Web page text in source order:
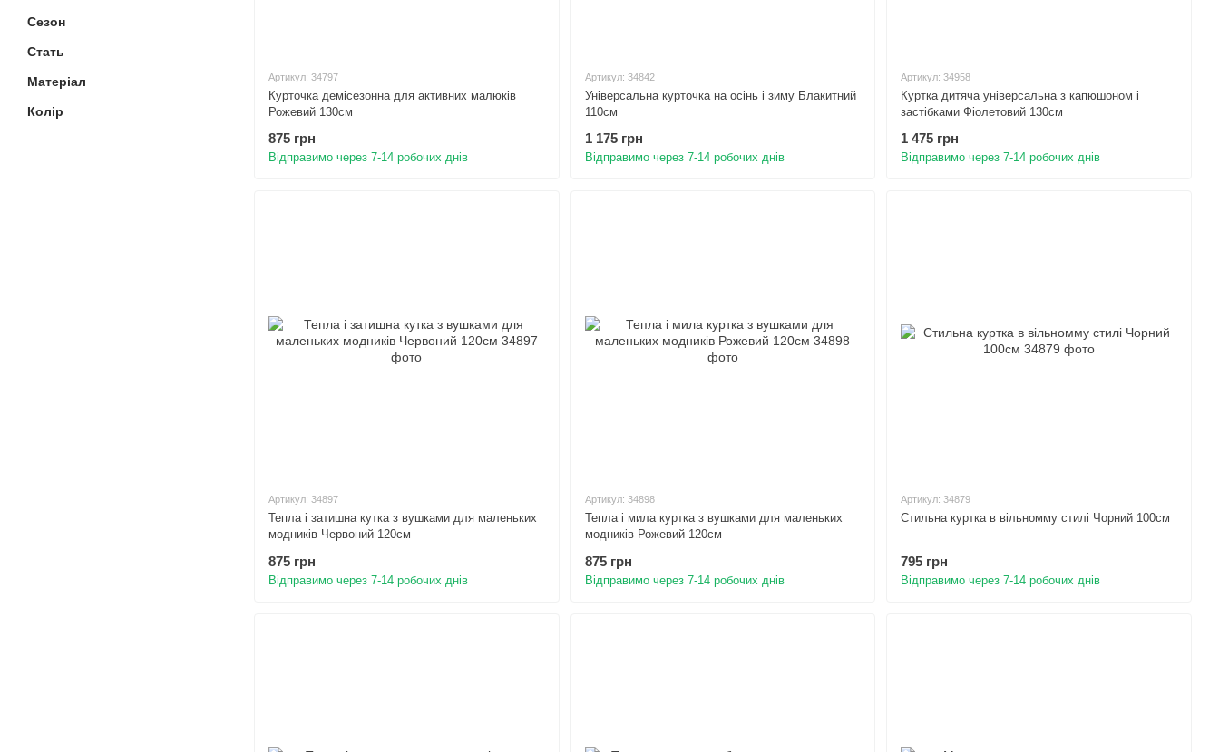
Артикул: 34797
Курточка демісезонна для активних малюків
Рожевий 130см
875 грн
Відправимо через 7-14 робочих днів
Артикул: 34842
Універсальна курточка на осінь і зиму Блакитний
110см
1 175 грн
Відправимо через 7-14 робочих днів
Артикул: 34958
Куртка дитяча універсальна з капюшоном і
застібками Фіолетовий 130см
1 475 грн
Відправимо через 7-14 робочих днів
Артикул: 34897
Тепла і затишна кутка з вушками для маленьких
модників Червоний 120см
875 грн
Відправимо через 7-14 робочих днів
Артикул: 34898
Тепла і мила куртка з вушками для маленьких
модників Рожевий 120см
875 грн
Відправимо через 7-14 робочих днів
Артикул: 34879
Стильна куртка в вільномму стилі Чорний 100см
795 грн
Відправимо через 7-14 робочих днів
Сезон
Стать
Матеріал
Колір